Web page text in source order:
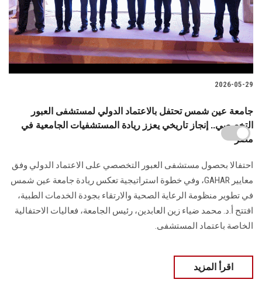
2026-05-29
جامعة عين شمس تحتفل بالاعتماد الدولي لمستشفى العبور
التخصصي.. إنجاز تاريخي يعزز ريادة المستشفيات الجامعية في
مصر
احتفالا بحصول مستشفى العبور التخصصي على الاعتماد الدولي وفق
معايير GAHAR، وفي خطوة استراتيجية تعكس ريادة جامعة عين شمس
في تطوير منظومة الرعاية الصحية والارتقاء بجودة الخدمات الطبية،
افتتح أ.د. محمد ضياء زين العابدين، رئيس الجامعة، فعاليات الاحتفالية
الخاصة باعتماد المستشفى.
اقرأ المزيد